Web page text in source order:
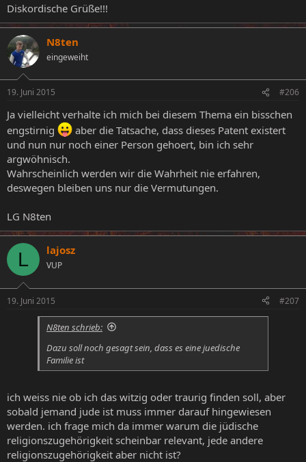
Diskordische Grüße!!!
N8ten
eingeweiht
19. Juni 2015 #206
Ja vielleicht verhalte ich mich bei diesem Thema ein bisschen
engstirnig
aber die Tatsache, dass dieses Patent existert
und nun nur noch einer Person gehoert, bin ich sehr
argwöhnisch.
Wahrscheinlich werden wir die Wahrheit nie erfahren,
deswegen bleiben uns nur die Vermutungen.
LG N8ten
L lajosz
VUP
19. Juni 2015 #207
N8ten schrieb:
Dazu soll noch gesagt sein, dass es eine juedische
Familie ist
ich weiss nie ob ich das witzig oder traurig finden soll, aber
sobald jemand jude ist muss immer darauf hingewiesen
werden. ich frage mich da immer warum die jüdische
religionszugehörigkeit scheinbar relevant, jede andere
religionszugehörigkeit aber nicht ist?